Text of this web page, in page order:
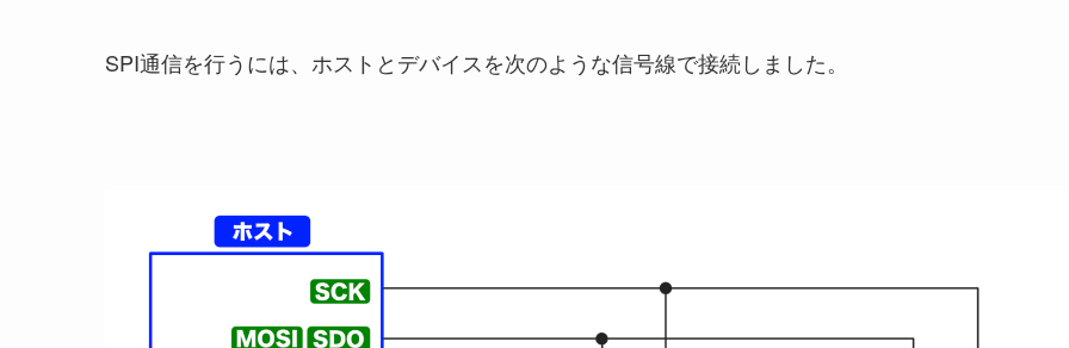
SPI通信を行うには、ホストとデバイスを次のような信号線で接続しました。